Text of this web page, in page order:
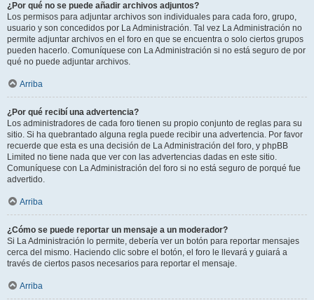
¿Por qué no se puede añadir archivos adjuntos?
Los permisos para adjuntar archivos son individuales para cada foro, grupo,
usuario y son concedidos por La Administración. Tal vez La Administración no
permite adjuntar archivos en el foro en que se encuentra o solo ciertos grupos
pueden hacerlo. Comuníquese con La Administración si no está seguro de por
qué no puede adjuntar archivos.
Arriba
¿Por qué recibí una advertencia?
Los administradores de cada foro tienen su propio conjunto de reglas para su
sitio. Si ha quebrantado alguna regla puede recibir una advertencia. Por favor
recuerde que esta es una decisión de La Administración del foro, y phpBB
Limited no tiene nada que ver con las advertencias dadas en este sitio.
Comuníquese con La Administración del foro si no está seguro de porqué fue
advertido.
Arriba
¿Cómo se puede reportar un mensaje a un moderador?
Si La Administración lo permite, debería ver un botón para reportar mensajes
cerca del mismo. Haciendo clic sobre el botón, el foro le llevará y guiará a
través de ciertos pasos necesarios para reportar el mensaje.
Arriba